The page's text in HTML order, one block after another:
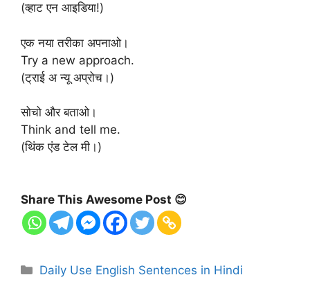
(व्हाट एन आइडिया!)
एक नया तरीका अपनाओ।
Try a new approach.
(ट्राई अ न्यू अप्रोच।)
सोचो और बताओ।
Think and tell me.
(थिंक एंड टेल मी।)
Share This Awesome Post 😊
Categories
Daily Use English Sentences in Hindi